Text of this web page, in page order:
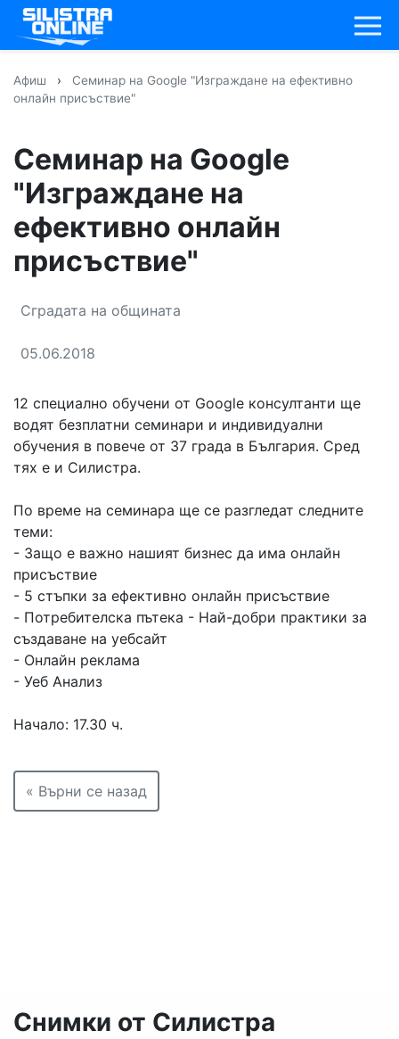
Афиш ›
Семинар на Google "Изграждане на ефективно
онлайн присъствие"
Семинар на Google
"Изграждане на
ефективно онлайн
присъствие"
Сградата на общината
05.06.2018
12 специално обучени от Google консултанти ще
водят безплатни семинари и индивидуални
обучения в повече от 37 града в България. Сред
тях е и Силистра.
По време на семинара ще се разгледат следните
теми:
- Защо е важно нашият бизнес да има онлайн
присъствие
- 5 стъпки за ефективно онлайн присъствиe
- Потребителска пътека - Най-добри практики за
създаване на уебсайт
- Онлайн реклама
- Уеб Анализ
Начало: 17.30 ч.
« Върни се назад
Снимки от Силистра